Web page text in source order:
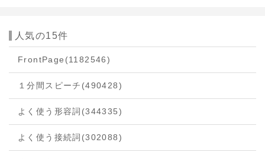
人気の15件
FrontPage (1182546)
１分間スピーチ (490428)
よく使う形容詞 (344335)
よく使う接続詞 (302088)